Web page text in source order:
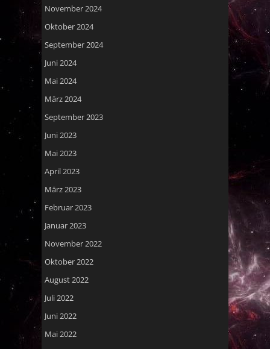
November 2024
Oktober 2024
September 2024
Juni 2024
Mai 2024
März 2024
September 2023
Juni 2023
Mai 2023
April 2023
März 2023
Februar 2023
Januar 2023
November 2022
Oktober 2022
August 2022
Juli 2022
Juni 2022
Mai 2022